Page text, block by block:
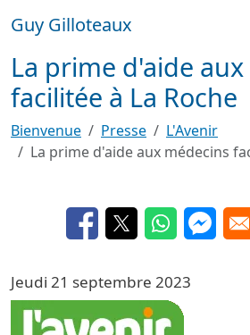
Guy Gilloteaux
La prime d'aide
facilitée à La Roche
Bienvenue Presse
L'Avenir
La prime d'aide aux médecins
Opens in a new window
Opens in a new
Opens in a
Opens
Jeudi 21 septembre 2023
Image